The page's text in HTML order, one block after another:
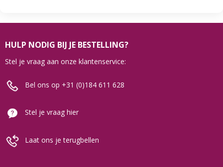
HULP NODIG BIJ JE BESTELLING?
Stel je vraag aan onze klantenservice:
Bel ons op +31 (0)184 611 628
Stel je vraag hier
Laat ons je terugbellen